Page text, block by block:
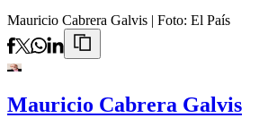
Mauricio Cabrera Galvis | Foto: El País
Mauricio Cabrera Galvis